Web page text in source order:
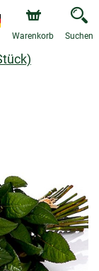
Warenkorb Suchen